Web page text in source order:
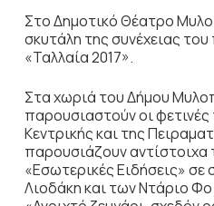
Στο Δημοτικό Θέατρο
σκυτάλη της συνέχειας
«Ταλλαία 2017».
Στα χωριά του Δήμου
παρουσιαστούν οι
Κεντρικής και της
παρουσιάζουν αντίστοιχα
«Εσωτερικές Ειδήσεις» σε
Λιοδάκη και των Ντάριο